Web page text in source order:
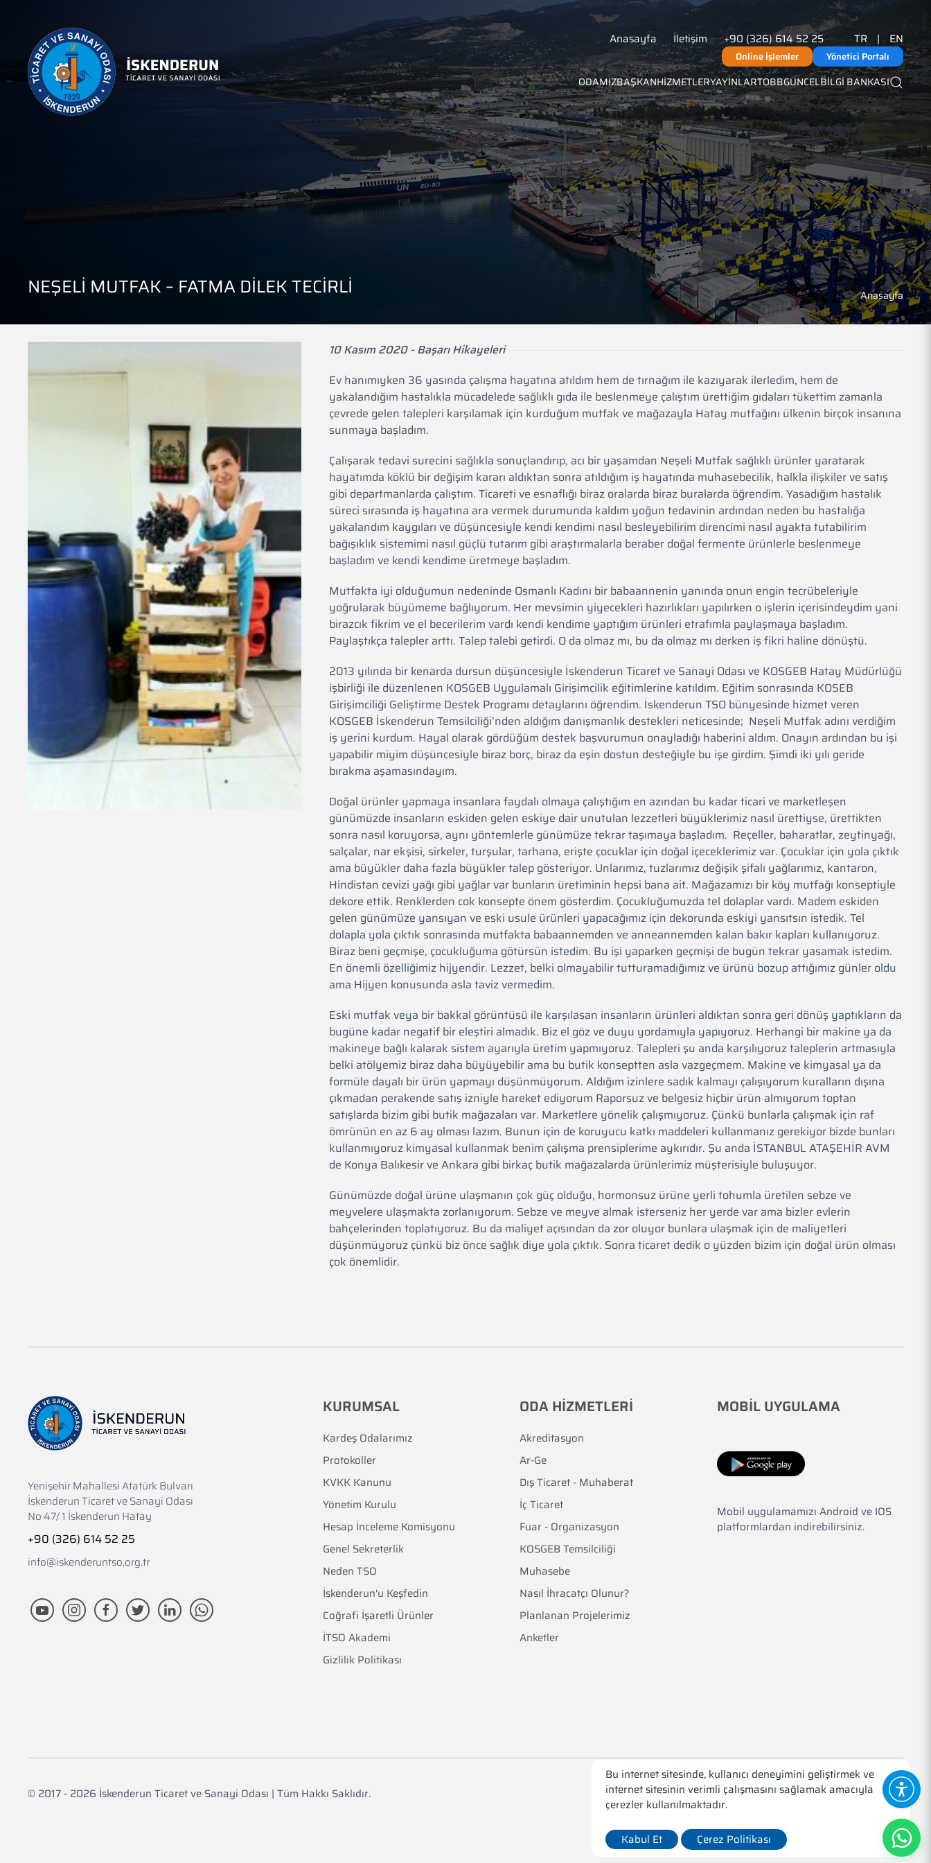
Anasayfa İletişim +90 (326) 614 52 25 TR | EN
Online İşlemler Yönetici Portalı
ODAMIZBAŞKANHİZMETLERYAYINLARTOBBGÜNCELBİLGİ BANKASI
NEŞELİ MUTFAK – FATMA DİLEK TECİRLİ Anasayfa
10 Kasım 2020 - Başarı Hikayeleri
Ev hanımıyken 36 yasında çalışma hayatına atıldım hem de tırnağım ile kazıyarak ilerledim, hem de
yakalandığım hastalıkla mücadelede sağlıklı gıda ile beslenmeye çalıştım ürettiğim gıdaları tükettim zamanla
çevrede gelen talepleri karşılamak için kurduğum mutfak ve mağazayla Hatay mutfağını ülkenin birçok insanına
sunmaya başladım.
Çalışarak tedavi surecini sağlıkla sonuçlandırıp, acı bir yaşamdan Neşeli Mutfak sağlıklı ürünler yaratarak
hayatımda köklü bir değişim kararı aldıktan sonra atıldığım iş hayatında muhasebecilik, halkla ilişkiler ve satış
gibi departmanlarda çalıştım. Ticareti ve esnaflığı biraz oralarda biraz buralarda öğrendim. Yasadığım hastalık
süreci sırasında iş hayatına ara vermek durumunda kaldım yoğun tedavinin ardından neden bu hastalığa
yakalandım kaygıları ve düşüncesiyle kendi kendimi nasıl besleyebilirim direncimi nasıl ayakta tutabilirim
bağışıklık sistemimi nasıl güçlü tutarım gibi araştırmalarla beraber doğal fermente ürünlerle beslenmeye
başladım ve kendi kendime üretmeye başladım.
Mutfakta iyi olduğumun nedeninde Osmanlı Kadını bir babaannenin yanında onun engin tecrübeleriyle
yoğrularak büyümeme bağlıyorum. Her mevsimin yiyecekleri hazırlıkları yapılırken o işlerin içerisindeydim yani
birazcık fikrim ve el becerilerim vardı kendi kendime yaptığım ürünleri etrafımla paylaşmaya başladım.
Paylaştıkça talepler arttı. Talep talebi getirdi. O da olmaz mı, bu da olmaz mı derken iş fikri haline dönüştü.
2013 yılında bir kenarda dursun düşüncesiyle İskenderun Ticaret ve Sanayi Odası ve KOSGEB Hatay Müdürlüğü
işbirliği ile düzenlenen KOSGEB Uygulamalı Girişimcilik eğitimlerine katıldım. Eğitim sonrasında KOSEB
Girişimciliği Geliştirme Destek Programı detaylarını öğrendim. İskenderun TSO bünyesinde hizmet veren
KOSGEB İskenderun Temsilciliği’nden aldığım danışmanlık destekleri neticesinde; Neşeli Mutfak adını verdiğim
iş yerini kurdum. Hayal olarak gördüğüm destek başvurumun onayladığı haberini aldım. Onayın ardından bu işi
yapabilir miyim düşüncesiyle biraz borç, biraz da eşin dostun desteğiyle bu işe girdim. Şimdi iki yılı geride
bırakma aşamasındayım.
Doğal ürünler yapmaya insanlara faydalı olmaya çalıştığım en azından bu kadar ticari ve marketleşen
günümüzde insanların eskiden gelen eskiye dair unutulan lezzetleri büyüklerimiz nasıl ürettiyse, ürettikten
sonra nasıl koruyorsa, aynı yöntemlerle günümüze tekrar taşımaya başladım. Reçeller, baharatlar, zeytinyağı,
salçalar, nar ekşisi, sirkeler, turşular, tarhana, erişte çocuklar için doğal içeceklerimiz var. Çocuklar için yola çıktık
ama büyükler daha fazla büyükler talep gösteriyor. Unlarımız, tuzlarımız değişik şifalı yağlarımız, kantaron,
Hindistan cevizi yağı gibi yağlar var bunların üretiminin hepsi bana ait. Mağazamızı bir köy mutfağı konseptiyle
dekore ettik. Renklerden cok konsepte önem gösterdim. Çocukluğumuzda tel dolaplar vardı. Madem eskiden
gelen günümüze yansıyan ve eski usule ürünleri yapacağımız için dekorunda eskiyi yansıtsın istedik. Tel
dolapla yola çıktık sonrasında mutfakta babaannemden ve anneannemden kalan bakır kapları kullanıyoruz.
Biraz beni geçmişe, çocukluğuma götürsün istedim. Bu işi yaparken geçmişi de bugün tekrar yasamak istedim.
En önemli özelliğimiz hijyendir. Lezzet, belki olmayabilir tutturamadığımız ve ürünü bozup attığımız günler oldu
ama Hijyen konusunda asla taviz vermedim.
Eski mutfak veya bir bakkal görüntüsü ile karşılasan insanların ürünleri aldıktan sonra geri dönüş yaptıkların da
bugüne kadar negatif bir eleştiri almadık. Biz el göz ve duyu yordamıyla yapıyoruz. Herhangi bir makine ya da
makineye bağlı kalarak sistem ayarıyla üretim yapmıyoruz. Talepleri şu anda karşılıyoruz taleplerin artmasıyla
belki atölyemiz biraz daha büyüyebilir ama bu butik konseptten asla vazgeçmem. Makine ve kimyasal ya da
formüle dayalı bir ürün yapmayı düşünmüyorum. Aldığım izinlere sadık kalmayı çalışıyorum kuralların dışına
çıkmadan perakende satış izniyle hareket ediyorum Raporsuz ve belgesiz hiçbir ürün almıyorum toptan
satışlarda bizim gibi butik mağazaları var. Marketlere yönelik çalışmıyoruz. Çünkü bunlarla çalışmak için raf
ömrünün en az 6 ay olması lazım. Bunun için de koruyucu katkı maddeleri kullanmanız gerekiyor bizde bunları
kullanmıyoruz kimyasal kullanmak benim çalışma prensiplerime aykırıdır. Şu anda İSTANBUL ATAŞEHİR AVM
de Konya Balıkesir ve Ankara gibi birkaç butik mağazalarda ürünlerimiz müşterisiyle buluşuyor.
Günümüzde doğal ürüne ulaşmanın çok güç olduğu, hormonsuz ürüne yerli tohumla üretilen sebze ve
meyvelere ulaşmakta zorlanıyorum. Sebze ve meyve almak isterseniz her yerde var ama bizler evlerin
bahçelerinden toplatıyoruz. Bu da maliyet açısından da zor oluyor bunlara ulaşmak için de maliyetleri
düşünmüyoruz çünkü biz önce sağlık diye yola çıktık. Sonra ticaret dedik o yüzden bizim için doğal ürün olması
çok önemlidir.
Yenişehir Mahallesi Atatürk Bulvarı
İskenderun Ticaret ve Sanayi Odası
No 47/ 1 İskenderun Hatay
+90 (326) 614 52 25
info@iskenderuntso.org.tr
KURUMSAL
Kardeş Odalarımız
Protokoller
KVKK Kanunu
Yönetim Kurulu
Hesap İnceleme Komisyonu
Genel Sekreterlik
Neden TSO
İskenderun'u Keşfedin
Coğrafi İşaretli Ürünler
İTSO Akademi
Gizlilik Politikası
ODA HİZMETLERİ
Akreditasyon
Ar-Ge
Dış Ticaret - Muhaberat
İç Ticaret
Fuar - Organizasyon
KOSGEB Temsilciliği
Muhasebe
Nasıl İhracatçı Olunur?
Planlanan Projelerimiz
Anketler
MOBİL UYGULAMA
Mobil uygulamamızı Android ve IOS
platformlardan indirebilirsiniz.
© 2017 - 2026 İskenderun Ticaret ve Sanayi Odası | Tüm Hakkı Saklıdır. Web TasarımMedyatör İnteraktif
Bu internet sitesinde, kullanıcı deneyimini geliştirmek ve
internet sitesinin verimli çalışmasını sağlamak amacıyla
çerezler kullanılmaktadır.
Kabul Et Çerez Politikası